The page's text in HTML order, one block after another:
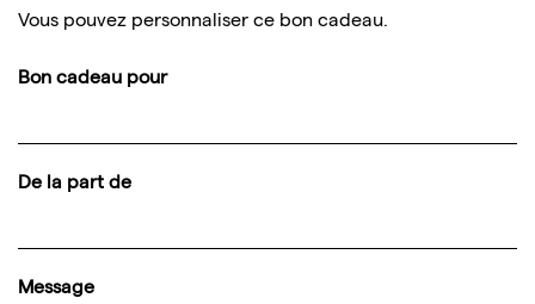
Vous pouvez personnaliser ce bon cadeau.
Bon cadeau pour
De la part de
Message